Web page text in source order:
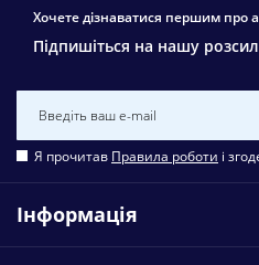
Хочете дізнаватися першим про
Підпишіться на нашу
Я прочитав Правила роботи і
Інформація